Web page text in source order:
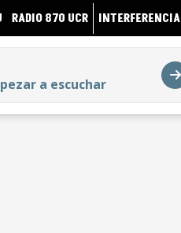
RADIO 870 UCR INTERFERENCIA
a escuchar
a escuchar